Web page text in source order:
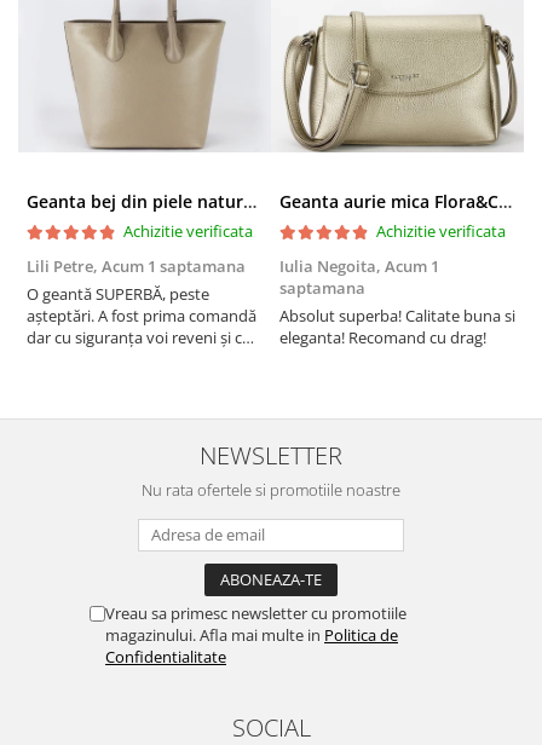
Geanta bej din piele naturala 8966 123
Achizitie verificata
Lili Petre, Acum 1 saptamana
O geantă SUPERBĂ, peste
așteptări. A fost prima comandă
dar cu siguranța voi reveni și cu
doua zi). RECOMAND SOFILINE!!!
Geanta aurie mica Flora&CO Paris H6930 16
Achizitie verificata
Iulia Negoita, Acum 1
saptamana
Absolut superba! Calitate buna si
eleganta! Recomand cu drag!
NEWSLETTER
Nu rata ofertele si promotiile noastre
Vreau sa primesc newsletter cu promotiile
magazinului. Afla mai multe in Politica de
Confidentialitate
SOCIAL